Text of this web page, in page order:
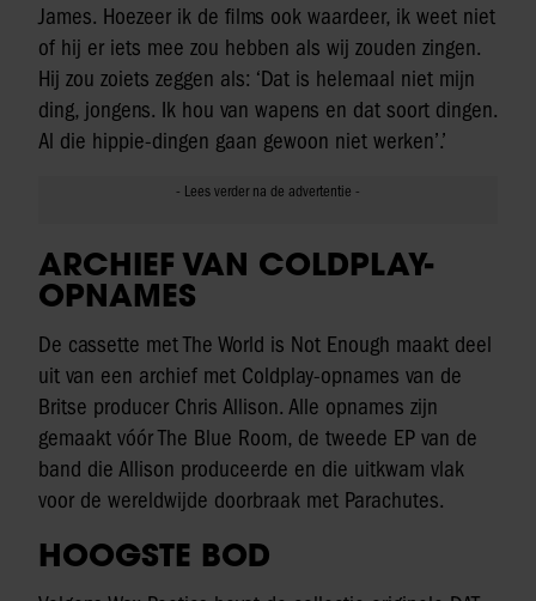
James. Hoezeer ik de films ook waardeer, ik weet niet
of hij er iets mee zou hebben als wij zouden zingen.
Hij zou zoiets zeggen als: ‘Dat is helemaal niet mijn
ding, jongens. Ik hou van wapens en dat soort dingen.
Al die hippie-dingen gaan gewoon niet werken’.’
ARCHIEF VAN COLDPLAY-
OPNAMES
De cassette met The World is Not Enough maakt deel
uit van een archief met Coldplay-opnames van de
Britse producer Chris Allison. Alle opnames zijn
gemaakt vóór The Blue Room, de tweede EP van de
band die Allison produceerde en die uitkwam vlak
voor de wereldwijde doorbraak met Parachutes.
HOOGSTE BOD